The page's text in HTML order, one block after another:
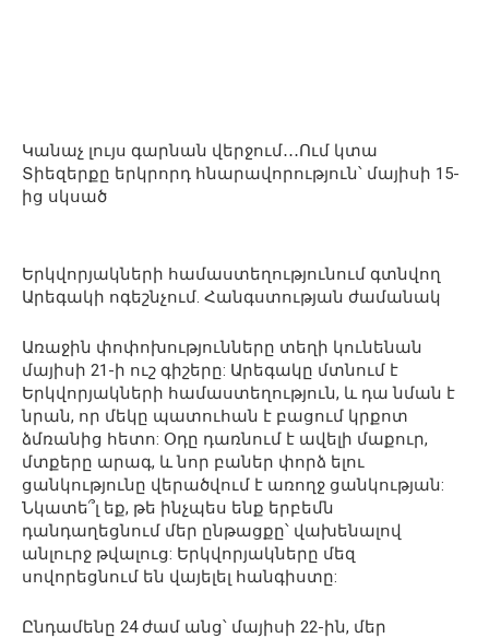
Կանաչ լույս գարնան վերջում․․․Ում կտա
Տիեզերքը երկրորդ հնարավորություն՝ մայիսի 15-
ից սկսած
Երկվորյակների համաստեղությունում գտնվող
Արեգակի ոգեշնչում. Հանգստության ժամանակ
Առաջին փոփոխությունները տեղի կունենան
մայիսի 21-ի ուշ գիշերը: Արեգակը մտնում է
Երկվորյակների համաստեղություն, և դա նման է
նրան, որ մեկը պատուհան է բացում կրքոտ
ձմռանից հետո: Օդը դառնում է ավելի մաքուր,
մտքերը արագ, և նոր բաներ փորձ ելու
ցանկությունը վերածվում է առողջ ցանկության:
Նկատե՞լ եք, թե ինչպես ենք երբեմն
դանդաղեցնում մեր ընթացքը՝ վախենալով
անլուրջ թվալուց: Երկվորյակները մեզ
սովորեցնում են վայելել հանգիստը:
Ընդամենը 24 ժամ անց՝ մայիսի 22-ին, մեր